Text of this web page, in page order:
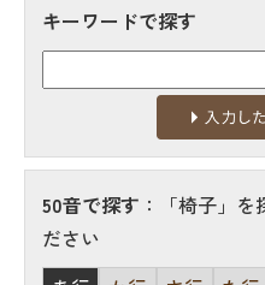
キーワードで探す
50音で探す ：「椅子」
ださい